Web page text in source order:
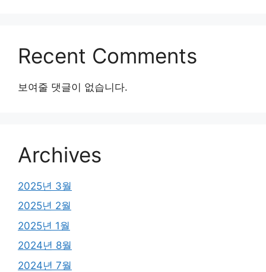
Recent Comments
보여줄 댓글이 없습니다.
Archives
2025년 3월
2025년 2월
2025년 1월
2024년 8월
2024년 7월